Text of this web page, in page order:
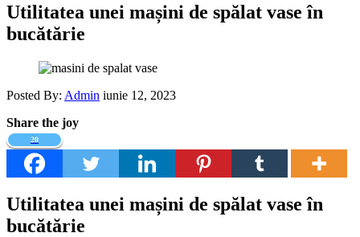
Utilitatea unei mașini de spălat vase în
bucătărie
Posted By: Admin iunie 12, 2023
Share the joy
20
Utilitatea unei mașini de spălat vase în
bucătărie